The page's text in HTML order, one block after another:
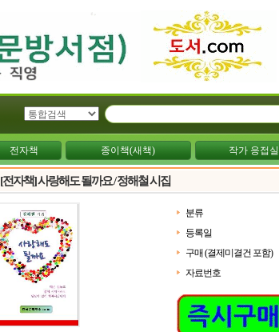
전자책 종이책(새책) 작가 응접실
[전자책] 사랑해도 될까요 / 정해철 시집
분류
등록일
구매 (결제미결건 포함)
자료번호